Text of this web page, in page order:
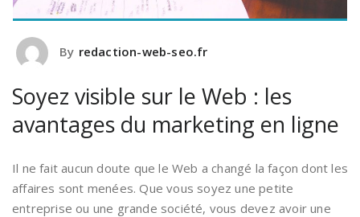
By redaction-web-seo.fr
Soyez visible sur le Web : les
avantages du marketing en ligne
Il ne fait aucun doute que le Web a changé la façon dont les
affaires sont menées. Que vous soyez une petite
entreprise ou une grande société, vous devez avoir une